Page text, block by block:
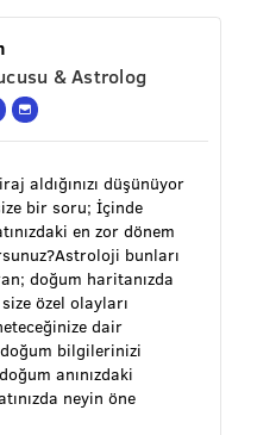
& Astrolog
aldığınızı düşünüyor
bir soru; İçinde
en zor dönem
bunları
doğum haritanızda
özel olayları
dair
bilgilerinizi
anınızdaki
neyin öne